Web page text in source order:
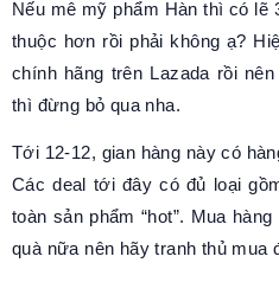
Nếu mê mỹ phẩm Hàn thì có lẽ
thuộc hơn rồi phải không ạ?
chính hãng trên Lazada rồi
thì đừng bỏ qua nha.
Tới 12-12, gian hàng này có
Các deal tới đây có đủ loại
toàn sản phẩm “hot”. Mua
quà nữa nên hãy tranh thủ mua